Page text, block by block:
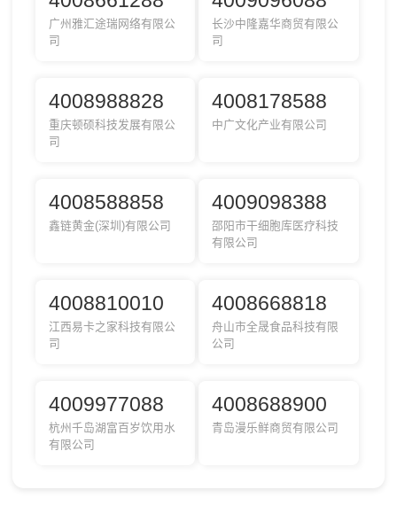
广州雅汇途瑞网络有限公
司
长沙中隆嘉华商贸有限公
司
4008988828
重庆顿硕科技发展有限公
司
4008178588
中广文化产业有限公司
4008588858
鑫链黄金(深圳)有限公司
4009098388
邵阳市干细胞库医疗科技
有限公司
4008810010
江西易卡之家科技有限公
司
4008668818
舟山市全晟食品科技有限
公司
4009977088
杭州千岛湖富百岁饮用水
有限公司
4008688900
青岛漫乐鲜商贸有限公司